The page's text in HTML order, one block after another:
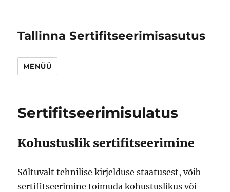
Tallinna Sertifitseerimisasutus
MENÜÜ
Sertifitseerimisulatus
Kohustuslik sertifitseerimine
Sõltuvalt tehnilise kirjelduse staatusest, võib
sertifitseerimine toimuda kohustuslikus või